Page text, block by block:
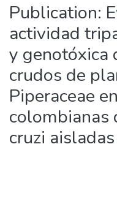
Publication:
actividad
y genotóxica
crudos de
Piperaceae
colombianas
cruzi